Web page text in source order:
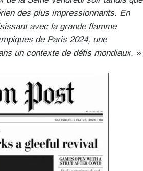
des plus impressionnants. En
avec la grande flamme
de Paris 2024, une
un contexte de défis mondiaux. »